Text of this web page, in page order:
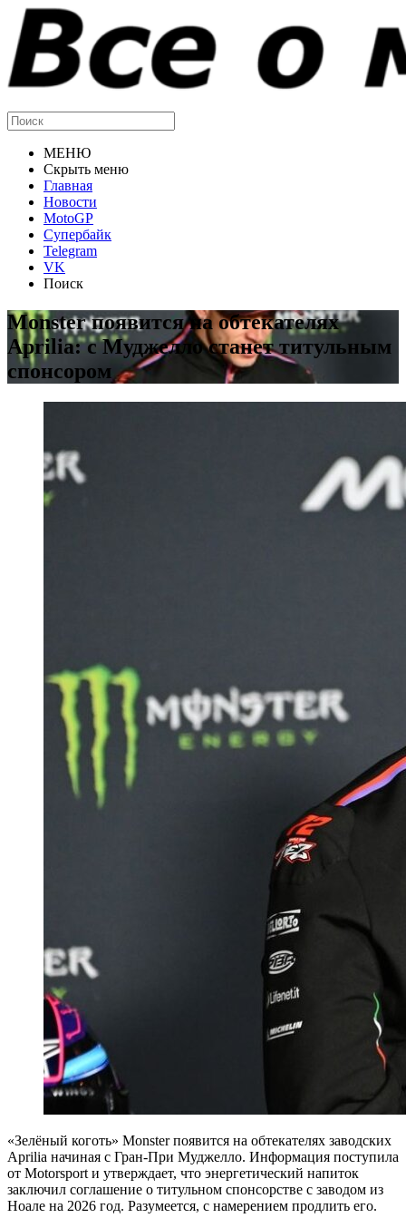
МЕНЮ
Скрыть меню
Главная
Новости
MotoGP
Супербайк
Telegram
VK
Поиск
Monster появится на обтекателях
Aprilia: с Муджелло станет титульным
спонсором
«Зелёный коготь» Monster появится на обтекателях заводских
Aprilia начиная с Гран-При Муджелло. Информация поступила
от Motorsport и утверждает, что энергетический напиток
заключил соглашение о титульном спонсорстве с заводом из
Ноале на 2026 год. Разумеется, с намерением продлить его.